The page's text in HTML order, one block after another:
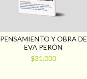
PENSAMIENTO Y OBRA DE
EVA PERÓN
$31.000